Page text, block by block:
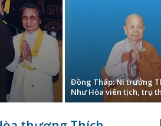
Đồng Tháp: Ni trưởng
Như Hòa viên tịch, trụ